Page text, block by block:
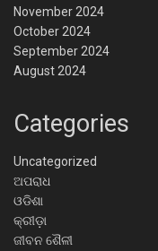
November 2024
October 2024
September 2024
August 2024
Categories
Uncategorized
ଅପରାଧ
ଓଡିଶା
କ୍ରୀଡ଼ା
ଜୀବନ ଶୈଳୀ